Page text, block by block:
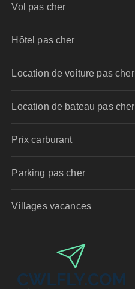
Vol pas cher
Hôtel pas cher
Location de voiture pas cher
Location de bateau pas cher
Prix carburant
Parking pas cher
Villages vacances